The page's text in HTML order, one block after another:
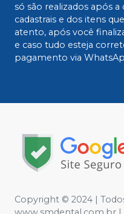
só são realizados após
cadastrais e dos itens
atento, após você
e caso tudo esteja
pagamento via
Copyright © 2024 |